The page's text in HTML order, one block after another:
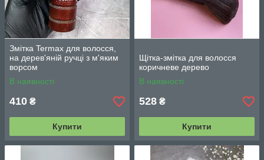
Змітка Termax для волосся,
на дерев'яній ручці з м'яким
ворсом
В наявності
410 ₴
Купити
Щітка-змітка для волосся
коричневе дерево
В наявності
528 ₴
Купити